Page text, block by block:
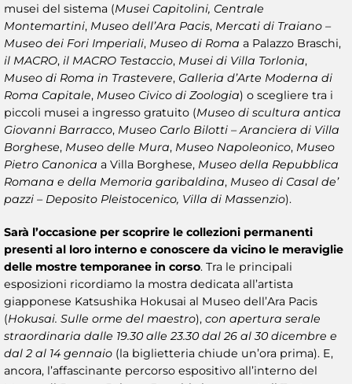
musei del sistema (Musei Capitolini, Centrale
Montemartini, Museo dell’Ara Pacis, Mercati di Traiano –
Museo dei Fori Imperiali, Museo di Roma a Palazzo Braschi,
il MACRO, il MACRO Testaccio, Musei di Villa Torlonia,
Museo di Roma in Trastevere, Galleria d’Arte Moderna di
Roma Capitale, Museo Civico di Zoologia) o scegliere tra i
piccoli musei a ingresso gratuito (Museo di scultura antica
Giovanni Barracco, Museo Carlo Bilotti – Aranciera di Villa
Borghese, Museo delle Mura, Museo Napoleonico, Museo
Pietro Canonica a Villa Borghese, Museo della Repubblica
Romana e della Memoria garibaldina, Museo di Casal de’
pazzi – Deposito Pleistocenico, Villa di Massenzio).
Sarà l’occasione per scoprire le collezioni permanenti
presenti al loro interno e conoscere da vicino le meraviglie
delle mostre temporanee in corso. Tra le principali
esposizioni ricordiamo la mostra dedicata all’artista
giapponese Katsushika Hokusai al Museo dell’Ara Pacis
(Hokusai. Sulle orme del maestro), con apertura serale
straordinaria dalle 19.30 alle 23.30 dal 26 al 30 dicembre e
dal 2 al 14 gennaio (la biglietteria chiude un’ora prima). E,
ancora, l’affascinante percorso espositivo all’interno del